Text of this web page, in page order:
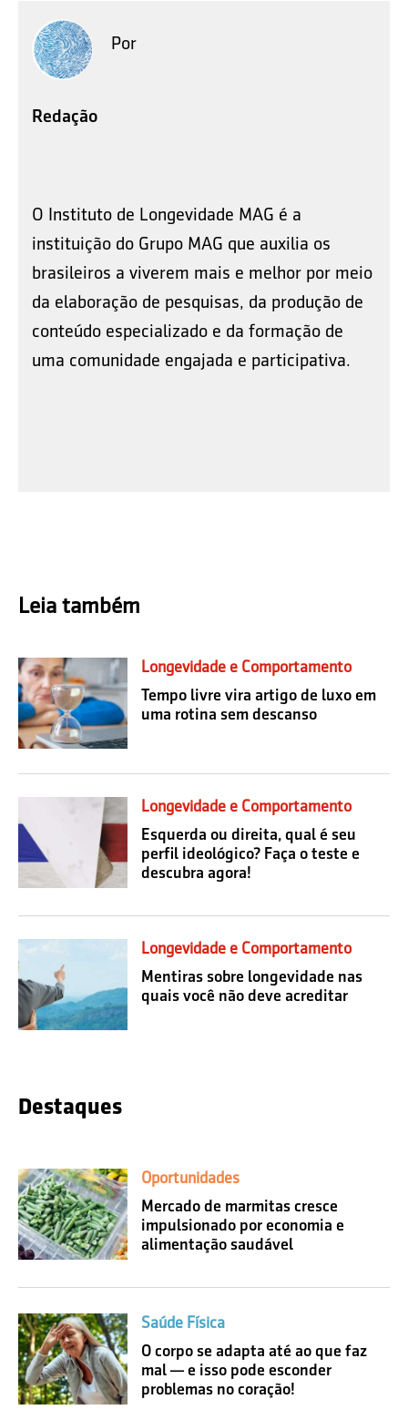
Por
Redação
O Instituto de Longevidade MAG é a
instituição do Grupo MAG que auxilia os
brasileiros a viverem mais e melhor por meio
da elaboração de pesquisas, da produção de
conteúdo especializado e da formação de
uma comunidade engajada e participativa.
Leia também
Longevidade e Comportamento
Tempo livre vira artigo de luxo em
uma rotina sem descanso
Longevidade e Comportamento
Esquerda ou direita, qual é seu
perfil ideológico? Faça o teste e
descubra agora!
Longevidade e Comportamento
Mentiras sobre longevidade nas
quais você não deve acreditar
Destaques
Oportunidades
Mercado de marmitas cresce
impulsionado por economia e
alimentação saudável
Saúde Física
O corpo se adapta até ao que faz
mal — e isso pode esconder
problemas no coração!